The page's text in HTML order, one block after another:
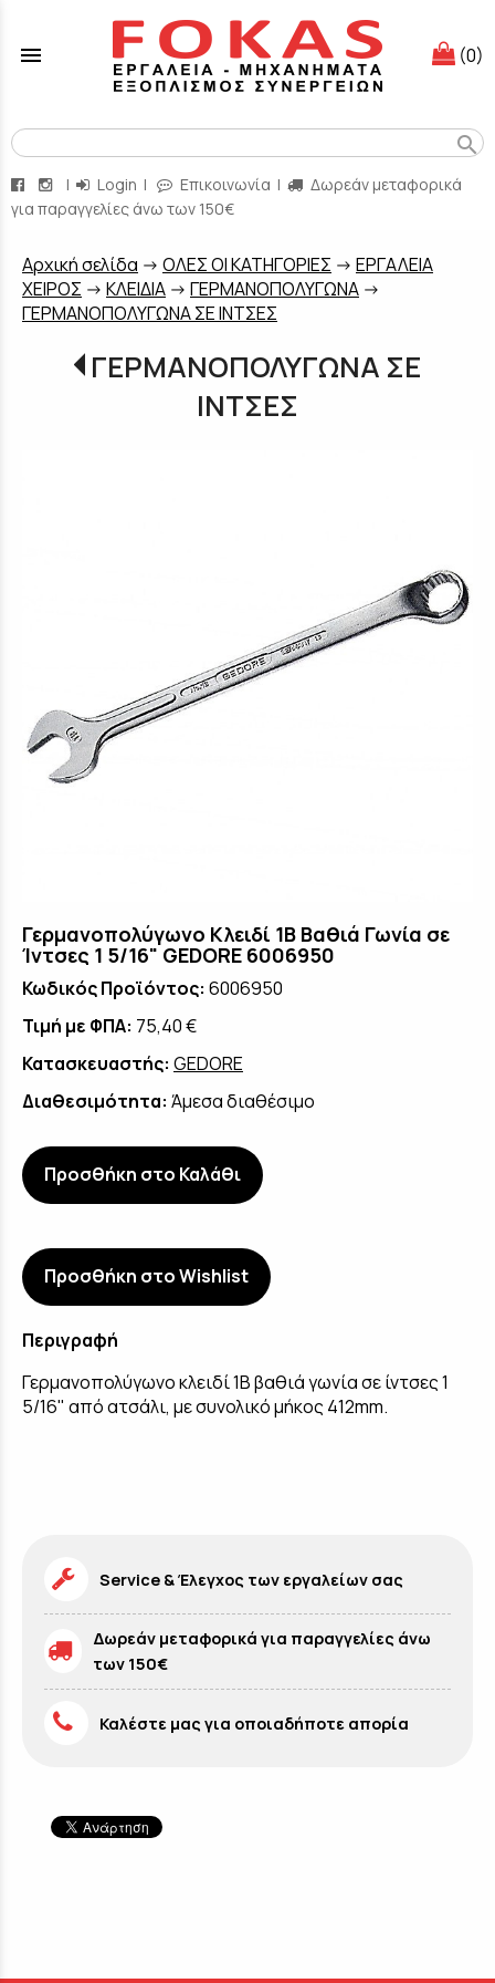
menu (0)
search
| Login | Επικοινωνία |
Δωρεάν μεταφορικά
για παραγγελίες άνω των 150€
Aρχική σελίδα -> ΟΛΕΣ ΟΙ ΚΑΤΗΓΟΡΙΕΣ -> ΕΡΓΑΛΕΙΑ
ΧΕΙΡΟΣ -> ΚΛΕΙΔΙΑ -> ΓΕΡΜΑΝΟΠΟΛΥΓΩΝΑ ->
ΓΕΡΜΑΝΟΠΟΛΥΓΩΝΑ ΣΕ ΙΝΤΣΕΣ
ΓΕΡΜΑΝΟΠΟΛΥΓΩΝΑ ΣΕ
ΙΝΤΣΕΣ
Γερμανοπολύγωνο Κλειδί 1B Βαθιά Γωνία σε
Ίντσες 1 5/16" GEDORE 6006950
Κωδικός Προϊόντος: 6006950
Τιμή με ΦΠΑ: 75,40 €
Κατασκευαστής: GEDORE
Διαθεσιμότητα: Άμεσα διαθέσιμο
Προσθήκη στο Καλάθι
Προσθήκη στο Wishlist
Περιγραφή
Γερμανοπολύγωνο κλειδί 1B βαθιά γωνία σε ίντσες 1
5/16" από ατσάλι, με συνολικό μήκος 412mm.
Service & Έλεγχος των εργαλείων σας
Δωρεάν μεταφορικά για παραγγελίες άνω
των 150€
Καλέστε μας για οποιαδήποτε απορία